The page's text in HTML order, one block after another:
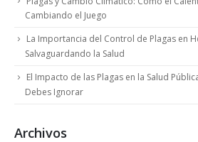
Cambiando el Juego
La Importancia del Control de Plagas en
Salvaguardando la Salud
El Impacto de las Plagas en la Salud
Debes Ignorar
Archivos